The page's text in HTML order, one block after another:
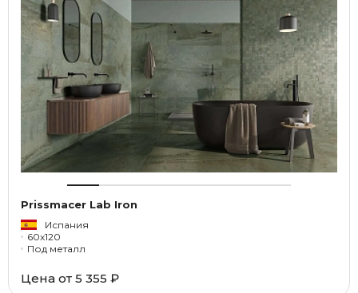
Prissmacer Lab Iron
Испания
60x120
Под металл
Цена от 5 355 ₽